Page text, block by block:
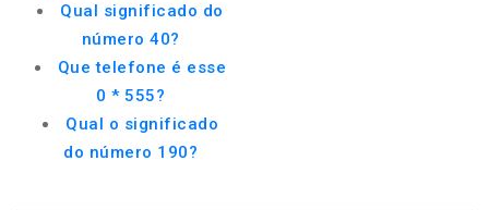
Qual significado do
número 40?
Que telefone é esse
0 * 555?
Qual o significado
do número 190?